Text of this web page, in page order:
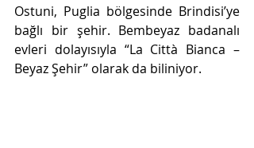
Ostuni, Puglia bölgesinde Brindisi’ye
bağlı bir şehir. Bembeyaz badanalı
evleri dolayısıyla “La Città Bianca –
Beyaz Şehir” olarak da biliniyor.